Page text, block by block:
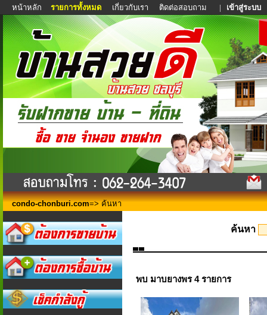
หน้าหลัก รายการทั้งหมด เกี่ยวกับเรา ติดต่อสอบถาม | เข้าสู่ระบบ
condo-chonburi.com=> ค้นหา
ค้นหา
พบ มาบยางพร 4 รายการ